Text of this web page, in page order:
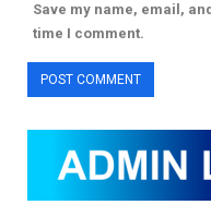
Save my name, email,
time I comment.